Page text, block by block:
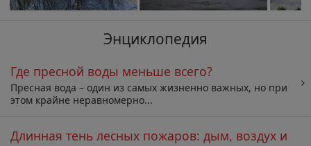
Энциклопедия
Где пресной воды меньше всего?
Пресная вода – один из самых жизненно важных, но при
этом крайне неравномерно...
Длинная тень лесных пожаров: дым, воздух и